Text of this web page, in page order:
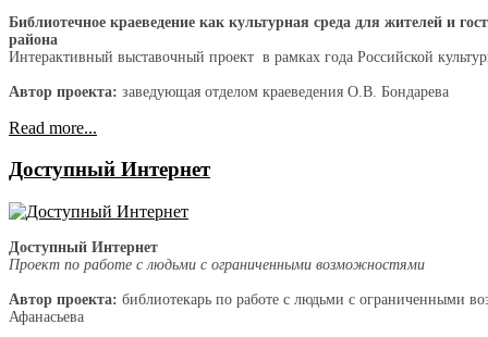
Библиотечное краеведение как культурная среда для жителей и
района
Интерактивный выставочный проект в рамках года Российской
Автор проекта: заведующая отделом краеведения О.В. Бондарева
Read more...
Доступный Интернет
Доступный Интернет
Проект по работе с людьми с ограниченными возможностями
Автор проекта: библиотекарь по работе с людьми с ограниченными
Афанасьева